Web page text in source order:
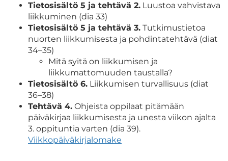
Tietosisältö 5 ja tehtävä 2. Luustoa vahvistava
liikkuminen (dia 33)
Tietosisältö 5 ja tehtävä 3. Tutkimustietoa
nuorten liikkumisesta ja pohdintatehtävä (diat
34–35)
Mitä syitä on liikkumisen ja
liikkumattomuuden taustalla?
Tietosisältö 6. Liikkumisen turvallisuus (diat
36–38)
Tehtävä 4. Ohjeista oppilaat pitämään
päiväkirjaa liikkumisesta ja unesta viikon ajalta
3. oppituntia varten (dia 39).
Viikkopäiväkirjalomake